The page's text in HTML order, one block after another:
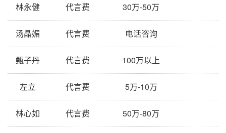
林永健 代言费 30万-50万
汤晶媚 代言费 电话咨询
甄子丹 代言费 100万以上
左立 代言费 5万-10万
林心如 代言费 50万-80万